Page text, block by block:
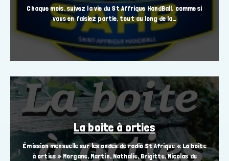
Chaque mois, suivez la vie du St Affrique HandBall, comme si
vous en faisiez partie, tout au long de la…
La boite à orties
Émission mensuelle sur les ondes de radio St Afrique « La boîte
à orties » Morgane, Martin, Nathalie, Brigitte, Nicolas de